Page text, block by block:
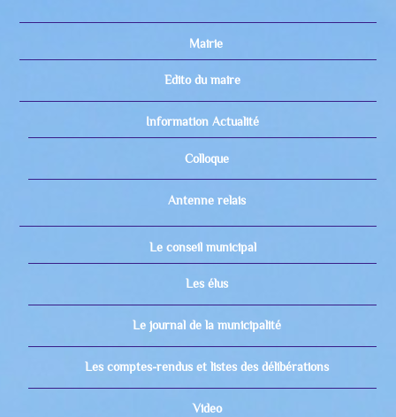
Mairie
Edito du maire
Information Actualité
Colloque
Antenne relais
Le conseil municipal
Les élus
Le journal de la municipalité
Les comptes-rendus et listes des délibérations
Video